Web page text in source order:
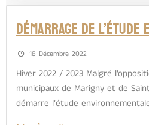
Démarrage de l’étude
18 Décembre 2022
Hiver 2022 / 2023 Malgré
municipaux de Marigny et de
démarre l’étude